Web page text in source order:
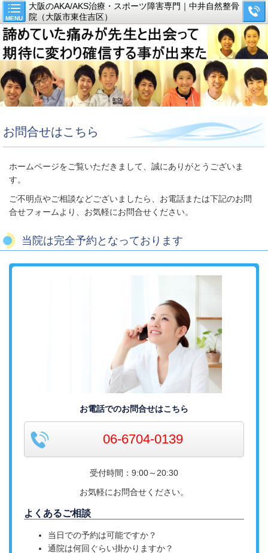
MENU
大阪のAKA/AKS治療・スポーツ障害専門｜中井自然整骨
院（大阪市東住吉区）
お問合せはこちら
ホームページをご覧いただきまして、誠にありがとうございま
す。
ご不明点やご相談などございましたら、お電話または下記のお問
合せフォームより、お気軽にお問合せください。
当院は完全予約となっております
お電話でのお問合せはこちら
06-6704-0139
受付時間：9:00～20:30
お気軽にお問合せください。
よくあるご相談
当日での予約は可能ですか？
通院は何回ぐらい掛かりますか？